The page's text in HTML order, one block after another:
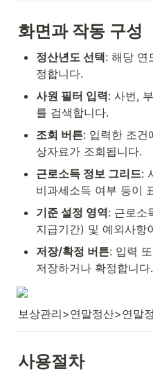
화면과 작동 구성
정산년도 선택: 해당 연
정합니다.
사원 필터 입력: 사번,
를 검색합니다.
조회 버튼: 입력한 조건
상자료가 조회됩니다.
근로소득 정보 그리드:
비과세소득 여부 등이
기준 설정 영역: 근로소
지급기간) 및 예외사항
저장/확정 버튼: 입력
저장하거나 확정합니다.
보상관리>연말정산>연말
사용절차